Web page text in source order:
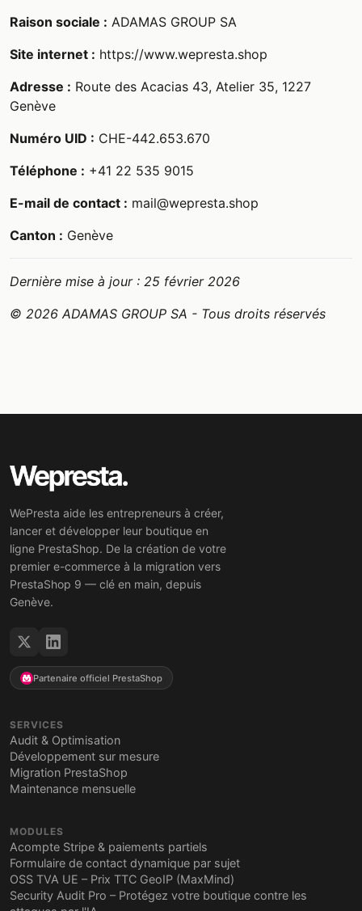
Raison sociale : ADAMAS GROUP SA
Site internet : https://www.wepresta.shop
Adresse : Route des Acacias 43, Atelier 35, 1227
Genève
Numéro UID : CHE-442.653.670
Téléphone : +41 22 535 9015
E-mail de contact : mail@wepresta.shop
Canton : Genève
Dernière mise à jour : 25 février 2026
© 2026 ADAMAS GROUP SA - Tous droits réservés
WePresta aide les entrepreneurs à créer,
lancer et développer leur boutique en
ligne PrestaShop. De la création de votre
premier e-commerce à la migration vers
PrestaShop 9 — clé en main, depuis
Genève.
Partenaire officiel PrestaShop
SERVICES
Audit & Optimisation
Développement sur mesure
Migration PrestaShop
Maintenance mensuelle
MODULES
Acompte Stripe & paiements partiels
Formulaire de contact dynamique par sujet
OSS TVA UE – Prix TTC GeoIP (MaxMind)
Security Audit Pro – Protégez votre boutique contre les